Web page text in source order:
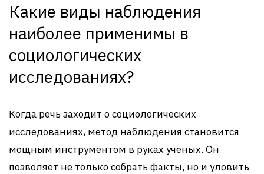
Какие виды наблюдения
наиболее применимы в
социологических
исследованиях?
Когда речь заходит о социологических
исследованиях, метод наблюдения становится
мощным инструментом в руках ученых. Он
позволяет не только собрать факты, но и уловить